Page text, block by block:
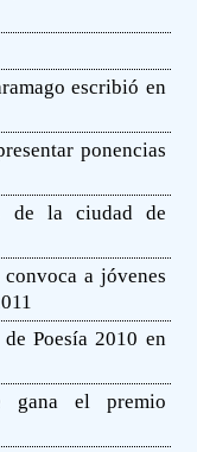
escribió en
ponencias
de la ciudad de
a jóvenes
Poesía 2010 en
gana el premio